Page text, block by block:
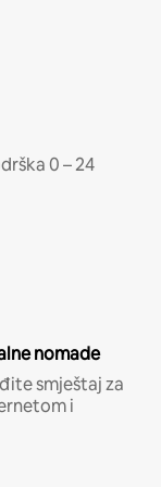
0 – 24
nomade
smještaj za
i